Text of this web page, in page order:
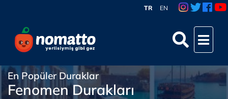
TR EN
En Popüler Duraklar
Fenomen Durakları